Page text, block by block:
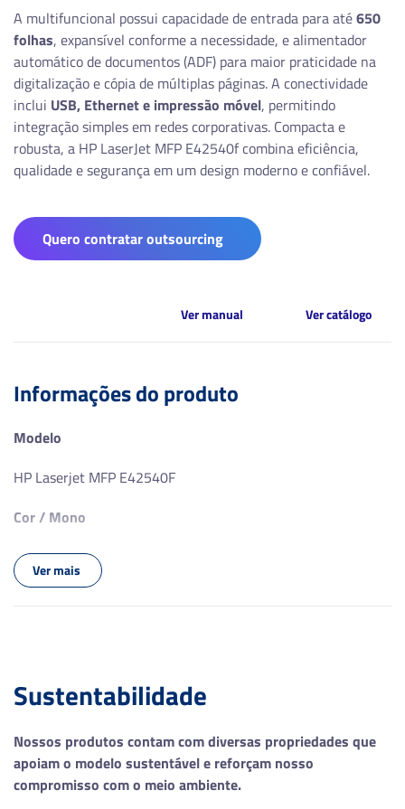
A multifuncional possui capacidade de entrada para até650
folhas, expansível conforme a necessidade, e alimentador
automático de documentos (ADF) para maior praticidade na
digitalização e cópia de múltiplas páginas. A conectividade
inclui USB, Ethernet e impressão móvel, permitindo
integração simples em redes corporativas. Compacta e
robusta, a HP LaserJet MFP E42540f combina eficiência,
qualidade e segurança em um design moderno e confiável.
Quero contratar outsourcing
Ver manual Ver catálogo
Informações do produto
Modelo
HP Laserjet MFP E42540F
Cor / Mono
Mono
Ciclo Mensal Máximo (Páginas)
120.000
Ver mais
Sustentabilidade
Nossos produtos contam com diversas propriedades que
apoiam o modelo sustentável e reforçam nosso
compromisso com o meio ambiente.